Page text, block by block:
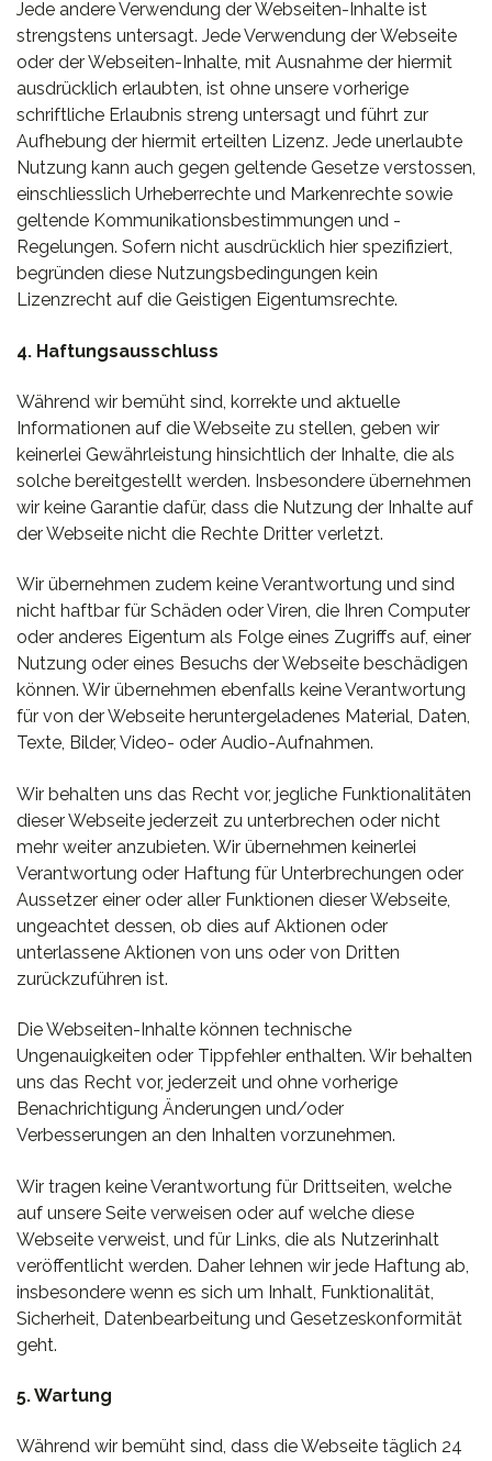
Jede andere Verwendung der Webseiten-Inhalte ist
strengstens untersagt. Jede Verwendung der Webseite
oder der Webseiten-Inhalte, mit Ausnahme der hiermit
ausdrücklich erlaubten, ist ohne unsere vorherige
schriftliche Erlaubnis streng untersagt und führt zur
Aufhebung der hiermit erteilten Lizenz. Jede unerlaubte
Nutzung kann auch gegen geltende Gesetze verstossen,
einschliesslich Urheberrechte und Markenrechte sowie
geltende Kommunikationsbestimmungen und -
Regelungen. Sofern nicht ausdrücklich hier spezifiziert,
begründen diese Nutzungsbedingungen kein
Lizenzrecht auf die Geistigen Eigentumsrechte.
4. Haftungsausschluss
Während wir bemüht sind, korrekte und aktuelle
Informationen auf die Webseite zu stellen, geben wir
keinerlei Gewährleistung hinsichtlich der Inhalte, die als
solche bereitgestellt werden. Insbesondere übernehmen
wir keine Garantie dafür, dass die Nutzung der Inhalte auf
der Webseite nicht die Rechte Dritter verletzt.
Wir übernehmen zudem keine Verantwortung und sind
nicht haftbar für Schäden oder Viren, die Ihren Computer
oder anderes Eigentum als Folge eines Zugriffs auf, einer
Nutzung oder eines Besuchs der Webseite beschädigen
können. Wir übernehmen ebenfalls keine Verantwortung
für von der Webseite heruntergeladenes Material, Daten,
Texte, Bilder, Video- oder Audio-Aufnahmen.
Wir behalten uns das Recht vor, jegliche Funktionalitäten
dieser Webseite jederzeit zu unterbrechen oder nicht
mehr weiter anzubieten. Wir übernehmen keinerlei
Verantwortung oder Haftung für Unterbrechungen oder
Aussetzer einer oder aller Funktionen dieser Webseite,
ungeachtet dessen, ob dies auf Aktionen oder
unterlassene Aktionen von uns oder von Dritten
zurückzuführen ist.
Die Webseiten-Inhalte können technische
Ungenauigkeiten oder Tippfehler enthalten. Wir behalten
uns das Recht vor, jederzeit und ohne vorherige
Benachrichtigung Änderungen und/oder
Verbesserungen an den Inhalten vorzunehmen.
Wir tragen keine Verantwortung für Drittseiten, welche
auf unsere Seite verweisen oder auf welche diese
Webseite verweist, und für Links, die als Nutzerinhalt
veröffentlicht werden. Daher lehnen wir jede Haftung ab,
insbesondere wenn es sich um Inhalt, Funktionalität,
Sicherheit, Datenbearbeitung und Gesetzeskonformität
geht.
5. Wartung
Während wir bemüht sind, dass die Webseite täglich 24